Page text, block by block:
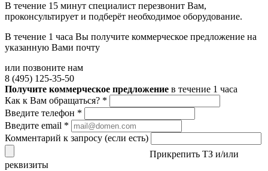
В течение 15 минут специалист перезвонит Вам,
проконсультирует и подберёт необходимое оборудование.
В течение 1 часа Вы получите коммерческое предложение на
указанную Вами почту
или позвоните нам
8 (495) 125-35-50
Получите коммерческое предложение в течение 1 часа
Как к Вам обращаться? *
Введите телефон *
Введите email *
Комментарий к запросу (если есть)
Прикрепить ТЗ и/или
реквизиты